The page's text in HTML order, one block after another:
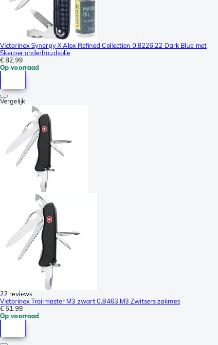
Victorinox Synergy X Alox Refined Collection 0.8226.22 Dark Blue met
Skerper onderhoudsolie
€ 82,99
Op voorraad
Vergelijk
22 reviews
Victorinox Trailmaster M3 zwart 0.8463.M3 Zwitsers zakmes
€ 51,99
Op voorraad